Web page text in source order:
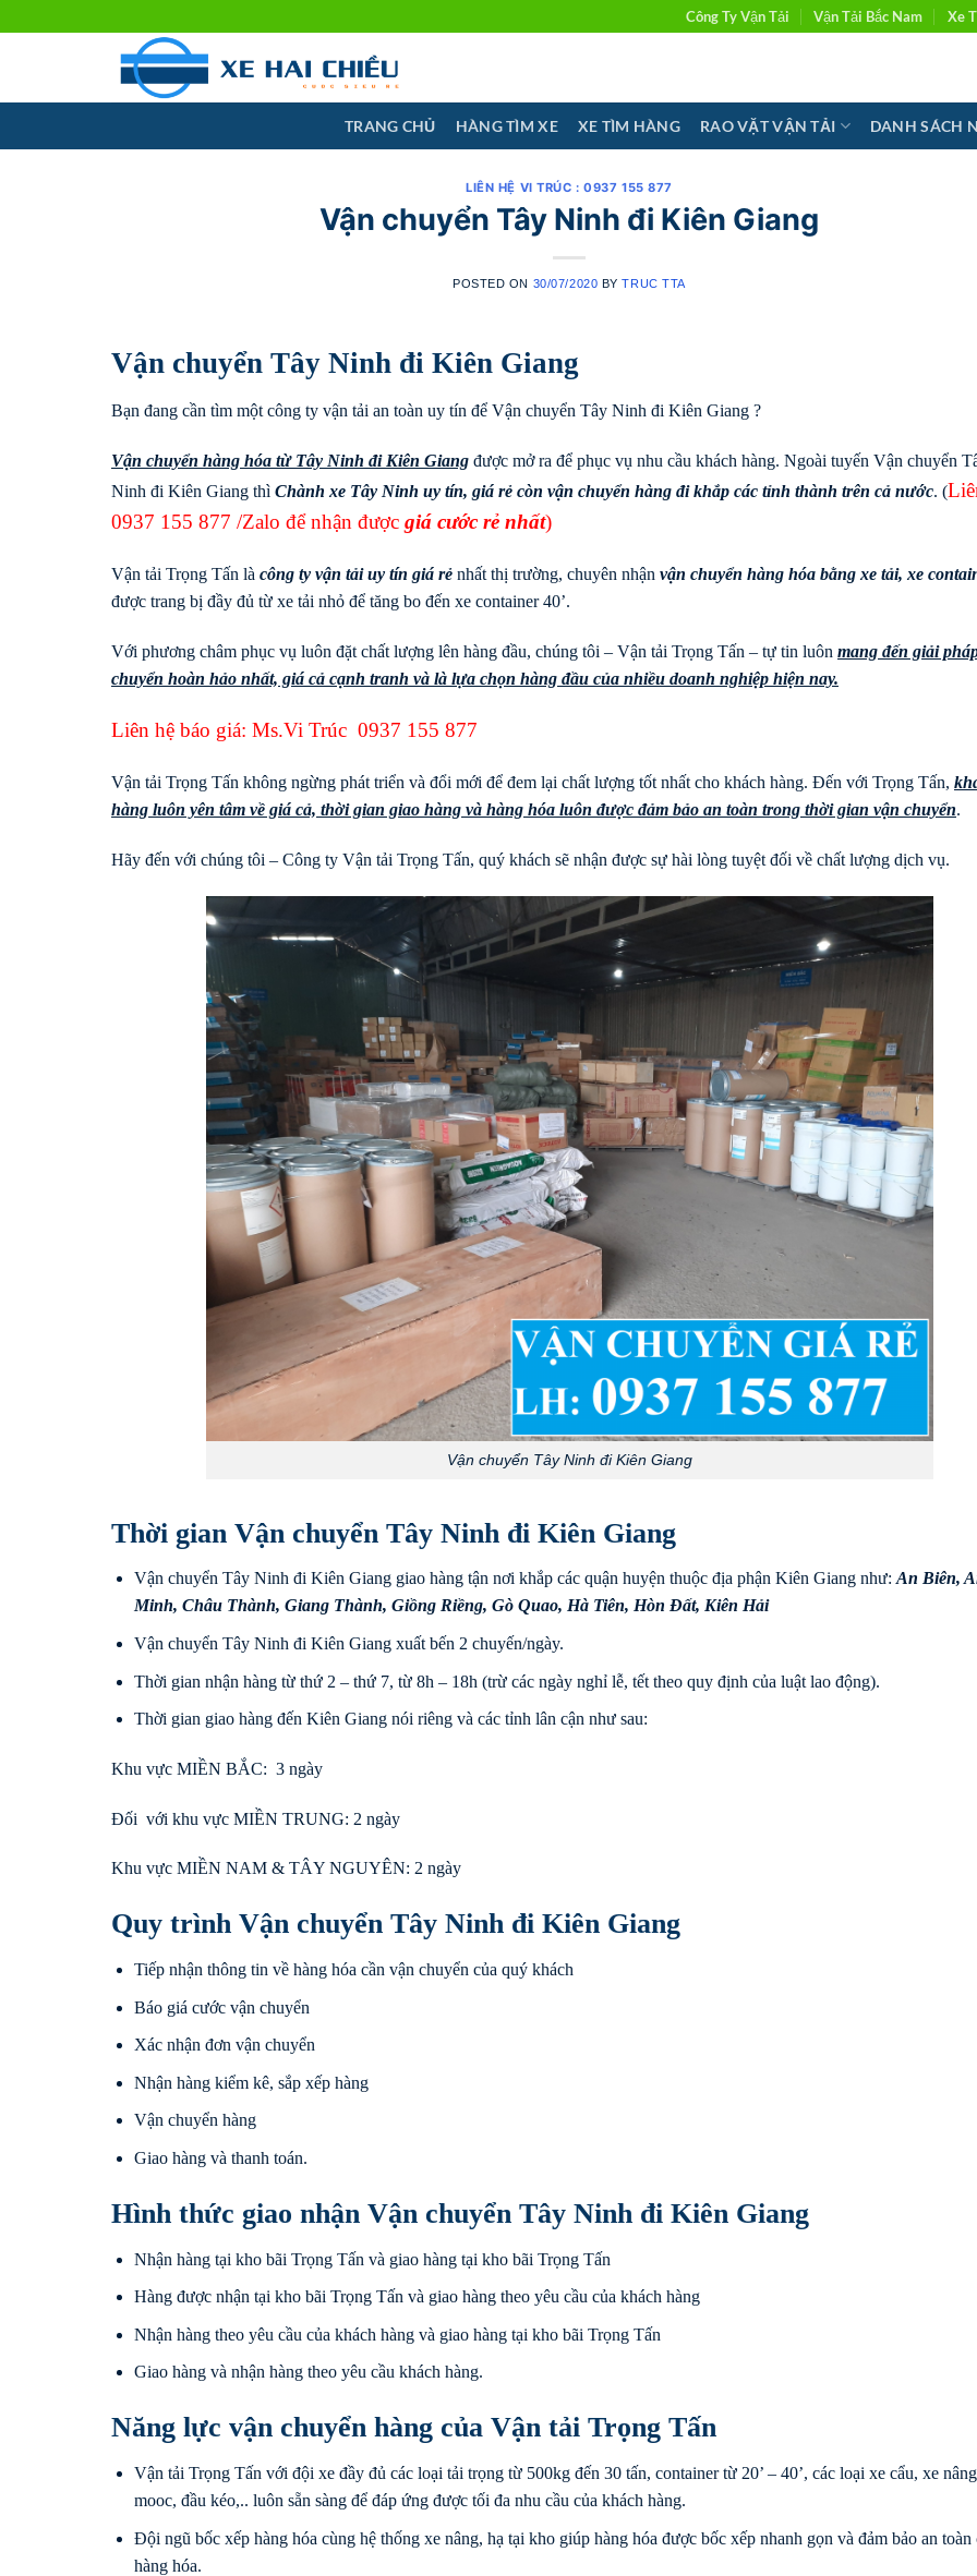
Công Ty Vận Tải Vận Tải Bắc Nam Xe
TRANG CHỦ HÀNG TÌM XE XE TÌM HÀNG RAO VẶT VẬN TẢI DANH SÁCH
LIÊN HỆ VI TRÚC : 0937 155 877
Vận chuyển Tây Ninh đi Kiên Giang
POSTED ON 30/07/2020 BYTRUC TTA
Vận chuyển Tây Ninh đi Kiên Giang
Bạn đang cần tìm một công ty vận tải an toàn uy tín để Vận chuyển Tây Ninh đi Kiên Giang ?
Vận chuyển hàng hóa từ Tây Ninh đi Kiên Giang được mở ra để phục vụ nhu cầu khách hàng. Ngoài tuyến Vận chuyển
Ninh đi Kiên Giang thì Chành xe Tây Ninh uy tín, giá rẻ còn vận chuyển hàng đi khắp các tỉnh thành trên cả nước. (
0937 155 877 /Zalo để nhận được giá cước rẻ nhất)
Vận tải Trọng Tấn là công ty vận tải uy tín giá rẻ nhất thị trường, chuyên nhận vận chuyển hàng hóa bằng xe tải, xe
được trang bị đầy đủ từ xe tải nhỏ để tăng bo đến xe container 40’.
Với phương châm phục vụ luôn đặt chất lượng lên hàng đầu, chúng tôi – Vận tải Trọng Tấn – tự tin luôn mang đến giải
chuyển hoàn hảo nhất, giá cả cạnh tranh và là lựa chọn hàng đầu của nhiều doanh nghiệp hiện nay.
Liên hệ báo giá: Ms.Vi Trúc 0937 155 877
Vận tải Trọng Tấn không ngừng phát triển và đổi mới để đem lại chất lượng tốt nhất cho khách hàng. Đến với Trọng Tấn,
hàng luôn yên tâm về giá cả, thời gian giao hàng và hàng hóa luôn được đảm bảo an toàn trong thời gian vận chuyển.
Hãy đến với chúng tôi – Công ty Vận tải Trọng Tấn, quý khách sẽ nhận được sự hài lòng tuyệt đối về chất lượng dịch vụ.
Vận chuyển Tây Ninh đi Kiên Giang
Thời gian Vận chuyển Tây Ninh đi Kiên Giang
Vận chuyển Tây Ninh đi Kiên Giang giao hàng tận nơi khắp các quận huyện thuộc địa phận Kiên Giang như: An Biên,
Minh, Châu Thành, Giang Thành, Giồng Riềng, Gò Quao, Hà Tiên, Hòn Đất, Kiên Hải
Vận chuyển Tây Ninh đi Kiên Giang xuất bến 2 chuyến/ngày.
Thời gian nhận hàng từ thứ 2 – thứ 7, từ 8h – 18h (trừ các ngày nghỉ lễ, tết theo quy định của luật lao động).
Thời gian giao hàng đến Kiên Giang nói riêng và các tỉnh lân cận như sau:
Khu vực MIỀN BẮC: 3 ngày
Đối với khu vực MIỀN TRUNG: 2 ngày
Khu vực MIỀN NAM & TÂY NGUYÊN: 2 ngày
Quy trình Vận chuyển Tây Ninh đi Kiên Giang
Tiếp nhận thông tin về hàng hóa cần vận chuyển của quý khách
Báo giá cước vận chuyển
Xác nhận đơn vận chuyển
Nhận hàng kiểm kê, sắp xếp hàng
Vận chuyển hàng
Giao hàng và thanh toán.
Hình thức giao nhận Vận chuyển Tây Ninh đi Kiên Giang
Nhận hàng tại kho bãi Trọng Tấn và giao hàng tại kho bãi Trọng Tấn
Hàng được nhận tại kho bãi Trọng Tấn và giao hàng theo yêu cầu của khách hàng
Nhận hàng theo yêu cầu của khách hàng và giao hàng tại kho bãi Trọng Tấn
Giao hàng và nhận hàng theo yêu cầu khách hàng.
Năng lực vận chuyển hàng của Vận tải Trọng Tấn
Vận tải Trọng Tấn với đội xe đầy đủ các loại tải trọng từ 500kg đến 30 tấn, container từ 20’ – 40’, các loại xe cẩu, xe
mooc, đầu kéo,.. luôn sẵn sàng để đáp ứng được tối đa nhu cầu của khách hàng.
Đội ngũ bốc xếp hàng hóa cùng hệ thống xe nâng, hạ tại kho giúp hàng hóa được bốc xếp nhanh gọn và đảm bảo an toàn
hàng hóa.